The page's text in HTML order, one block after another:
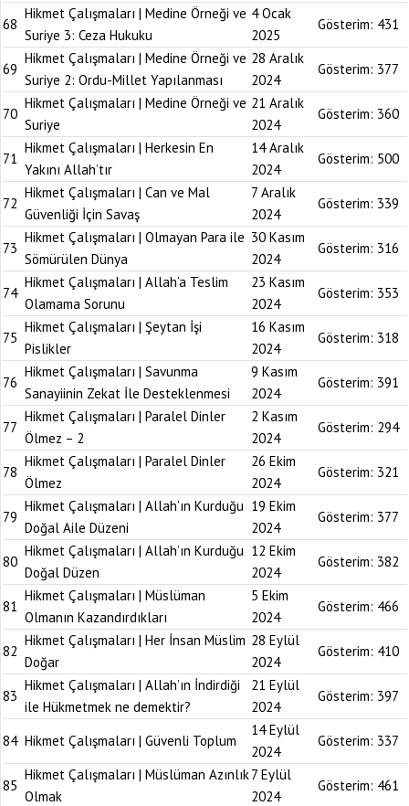
68
Hikmet Çalışmaları | Medine Örneği ve
Suriye 3: Ceza Hukuku
4 Ocak
2025
Gösterim: 431
69
Hikmet Çalışmaları | Medine Örneği ve
Suriye 2: Ordu-Millet Yapılanması
28 Aralık
2024
Gösterim: 377
70
Hikmet Çalışmaları | Medine Örneği ve
Suriye
21 Aralık
2024
Gösterim: 360
71
Hikmet Çalışmaları | Herkesin En
Yakını Allah’tır
14 Aralık
2024
Gösterim: 500
72
Hikmet Çalışmaları | Can ve Mal
Güvenliği İçin Savaş
7 Aralık
2024
Gösterim: 339
73
Hikmet Çalışmaları | Olmayan Para ile
Sömürülen Dünya
30 Kasım
2024
Gösterim: 316
74
Hikmet Çalışmaları | Allah’a Teslim
Olamama Sorunu
23 Kasım
2024
Gösterim: 353
75
Hikmet Çalışmaları | Şeytan İşi
Pislikler
16 Kasım
2024
Gösterim: 318
76
Hikmet Çalışmaları | Savunma
Sanayiinin Zekat İle Desteklenmesi
9 Kasım
2024
Gösterim: 391
77
Hikmet Çalışmaları | Paralel Dinler
Ölmez – 2
2 Kasım
2024
Gösterim: 294
78
Hikmet Çalışmaları | Paralel Dinler
Ölmez
26 Ekim
2024
Gösterim: 321
79
Hikmet Çalışmaları | Allah’ın Kurduğu
Doğal Aile Düzeni
19 Ekim
2024
Gösterim: 377
80
Hikmet Çalışmaları | Allah’ın Kurduğu
Doğal Düzen
12 Ekim
2024
Gösterim: 382
81
Hikmet Çalışmaları | Müslüman
Olmanın Kazandırdıkları
5 Ekim
2024
Gösterim: 466
82
Hikmet Çalışmaları | Her İnsan Müslim
Doğar
28 Eylül
2024
Gösterim: 410
83
Hikmet Çalışmaları | Allah’ın İndirdiği
ile Hükmetmek ne demektir?
21 Eylül
2024
Gösterim: 397
84 Hikmet Çalışmaları | Güvenli Toplum
14 Eylül
2024
Gösterim: 337
85
Hikmet Çalışmaları | Müslüman Azınlık
Olmak
7 Eylül
2024
Gösterim: 461